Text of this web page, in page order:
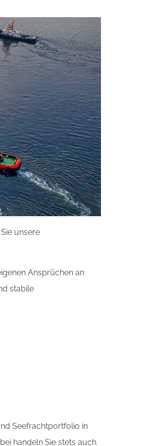
unsere
Ansprüchen an
stabile
Seefrachtportfolio in
handeln Sie stets auch